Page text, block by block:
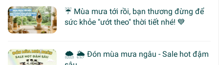
☔ Mùa mưa tới rồi, bạn thương đừng để
sức khỏe "ướt theo" thời tiết nhé! 💙
🌨 🌦 Đón mùa mưa ngâu - Sale hot đậm